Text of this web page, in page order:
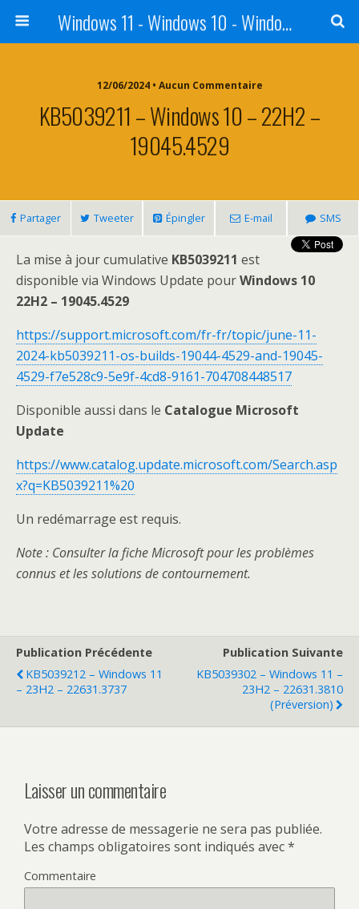
Windows 11 - Windows 10 - Windows 8 - Windows 7 - VISTA
12/06/2024 • Aucun Commentaire
KB5039211 – Windows 10 – 22H2 –
19045.4529
Partager Tweeter Épingler E-mail SMS
La mise à jour cumulative KB5039211 est
disponible via Windows Update pourWindows 10
22H2 – 19045.4529
https://support.microsoft.com/fr-fr/topic/june-11-
2024-kb5039211-os-builds-19044-4529-and-19045-
4529-f7e528c9-5e9f-4cd8-9161-704708448517
Disponible aussi dans le Catalogue Microsoft
Update
https://www.catalog.update.microsoft.com/Search.asp
x?q=KB5039211%20
Un redémarrage est requis.
Note : Consulter la fiche Microsoft pour les problèmes
connus et les solutions de contournement.
Publication Précédente
KB5039212 – Windows 11
– 23H2 – 22631.3737
Publication Suivante
KB5039302 – Windows 11 –
23H2 – 22631.3810
(Préversion)
Laisser un commentaire
Votre adresse de messagerie ne sera pas publiée.
Les champs obligatoires sont indiqués avec*
Commentaire